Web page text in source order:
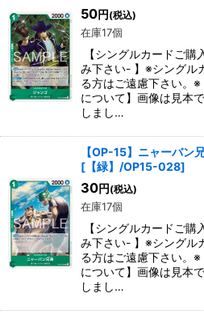
50円 (税込)
在庫17個
【シングルカードご購
み下さい- 】※シングル
る方はご遠慮下さい。
について】画像は見本
しまし…
【OP-15】ニャーバン
[ 【緑】/OP15-028]
30円 (税込)
在庫17個
【シングルカードご購
み下さい- 】※シングル
る方はご遠慮下さい。
について】画像は見本
しまし…